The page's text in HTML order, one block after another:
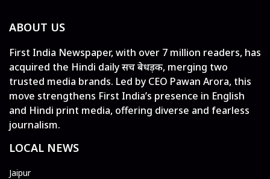
ABOUT US
First India Newspaper, with over 7 million readers, has
acquired the Hindi daily सच बेधड़क, merging two
trusted media brands. Led by CEO Pawan Arora, this
move strengthens First India’s presence in English
and Hindi print media, offering diverse and fearless
journalism.
LOCAL NEWS
Jaipur